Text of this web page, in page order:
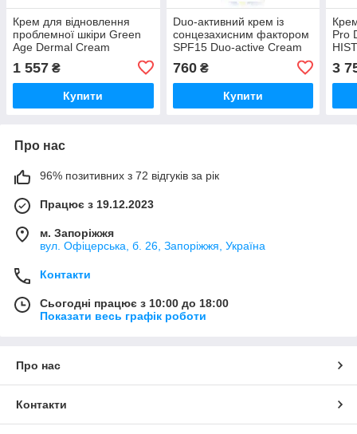
Крем для відновлення
проблемної шкіри Green
Age Dermal Cream
1 557 ₴
Купити
Duo-активний крем із
сонцезахисним фактором
SPF15 Duo-active Cream
760₴
Купити
Pro
3
Про нас
96% позитивних з 72 відгуків за рік
Працює з 19.12.2023
м. Запоріжжя
вул. Офіцерська, б. 26, Запоріжжя, Україна
Контакти
Сьогодні працює з 10:00 до 18:00
Показати весь графік роботи
Про нас
Контакти